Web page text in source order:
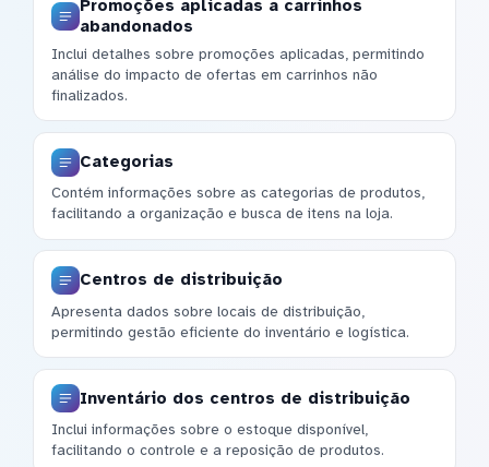
Promoções aplicadas a carrinhos
abandonados
Inclui detalhes sobre promoções aplicadas, permitindo
análise do impacto de ofertas em carrinhos não
finalizados.
Categorias
Contém informações sobre as categorias de produtos,
facilitando a organização e busca de itens na loja.
Centros de distribuição
Apresenta dados sobre locais de distribuição,
permitindo gestão eficiente do inventário e logística.
Inventário dos centros de distribuição
Inclui informações sobre o estoque disponível,
facilitando o controle e a reposição de produtos.